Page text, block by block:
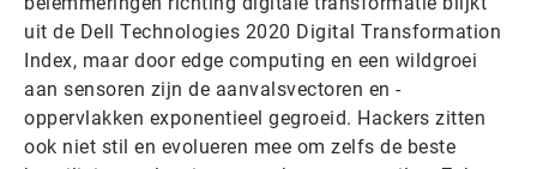
uit de Dell Technologies 2020 Digital Transformation
Index, maar door edge computing en een wildgroei
aan sensoren zijn de aanvalsvectoren en -
oppervlakken exponentieel gegroeid. Hackers zitten
ook niet stil en evolueren mee om zelfs de beste